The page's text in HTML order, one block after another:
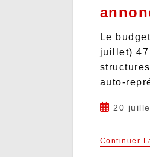
Le
juillet) 47
auto-
20
Continuer